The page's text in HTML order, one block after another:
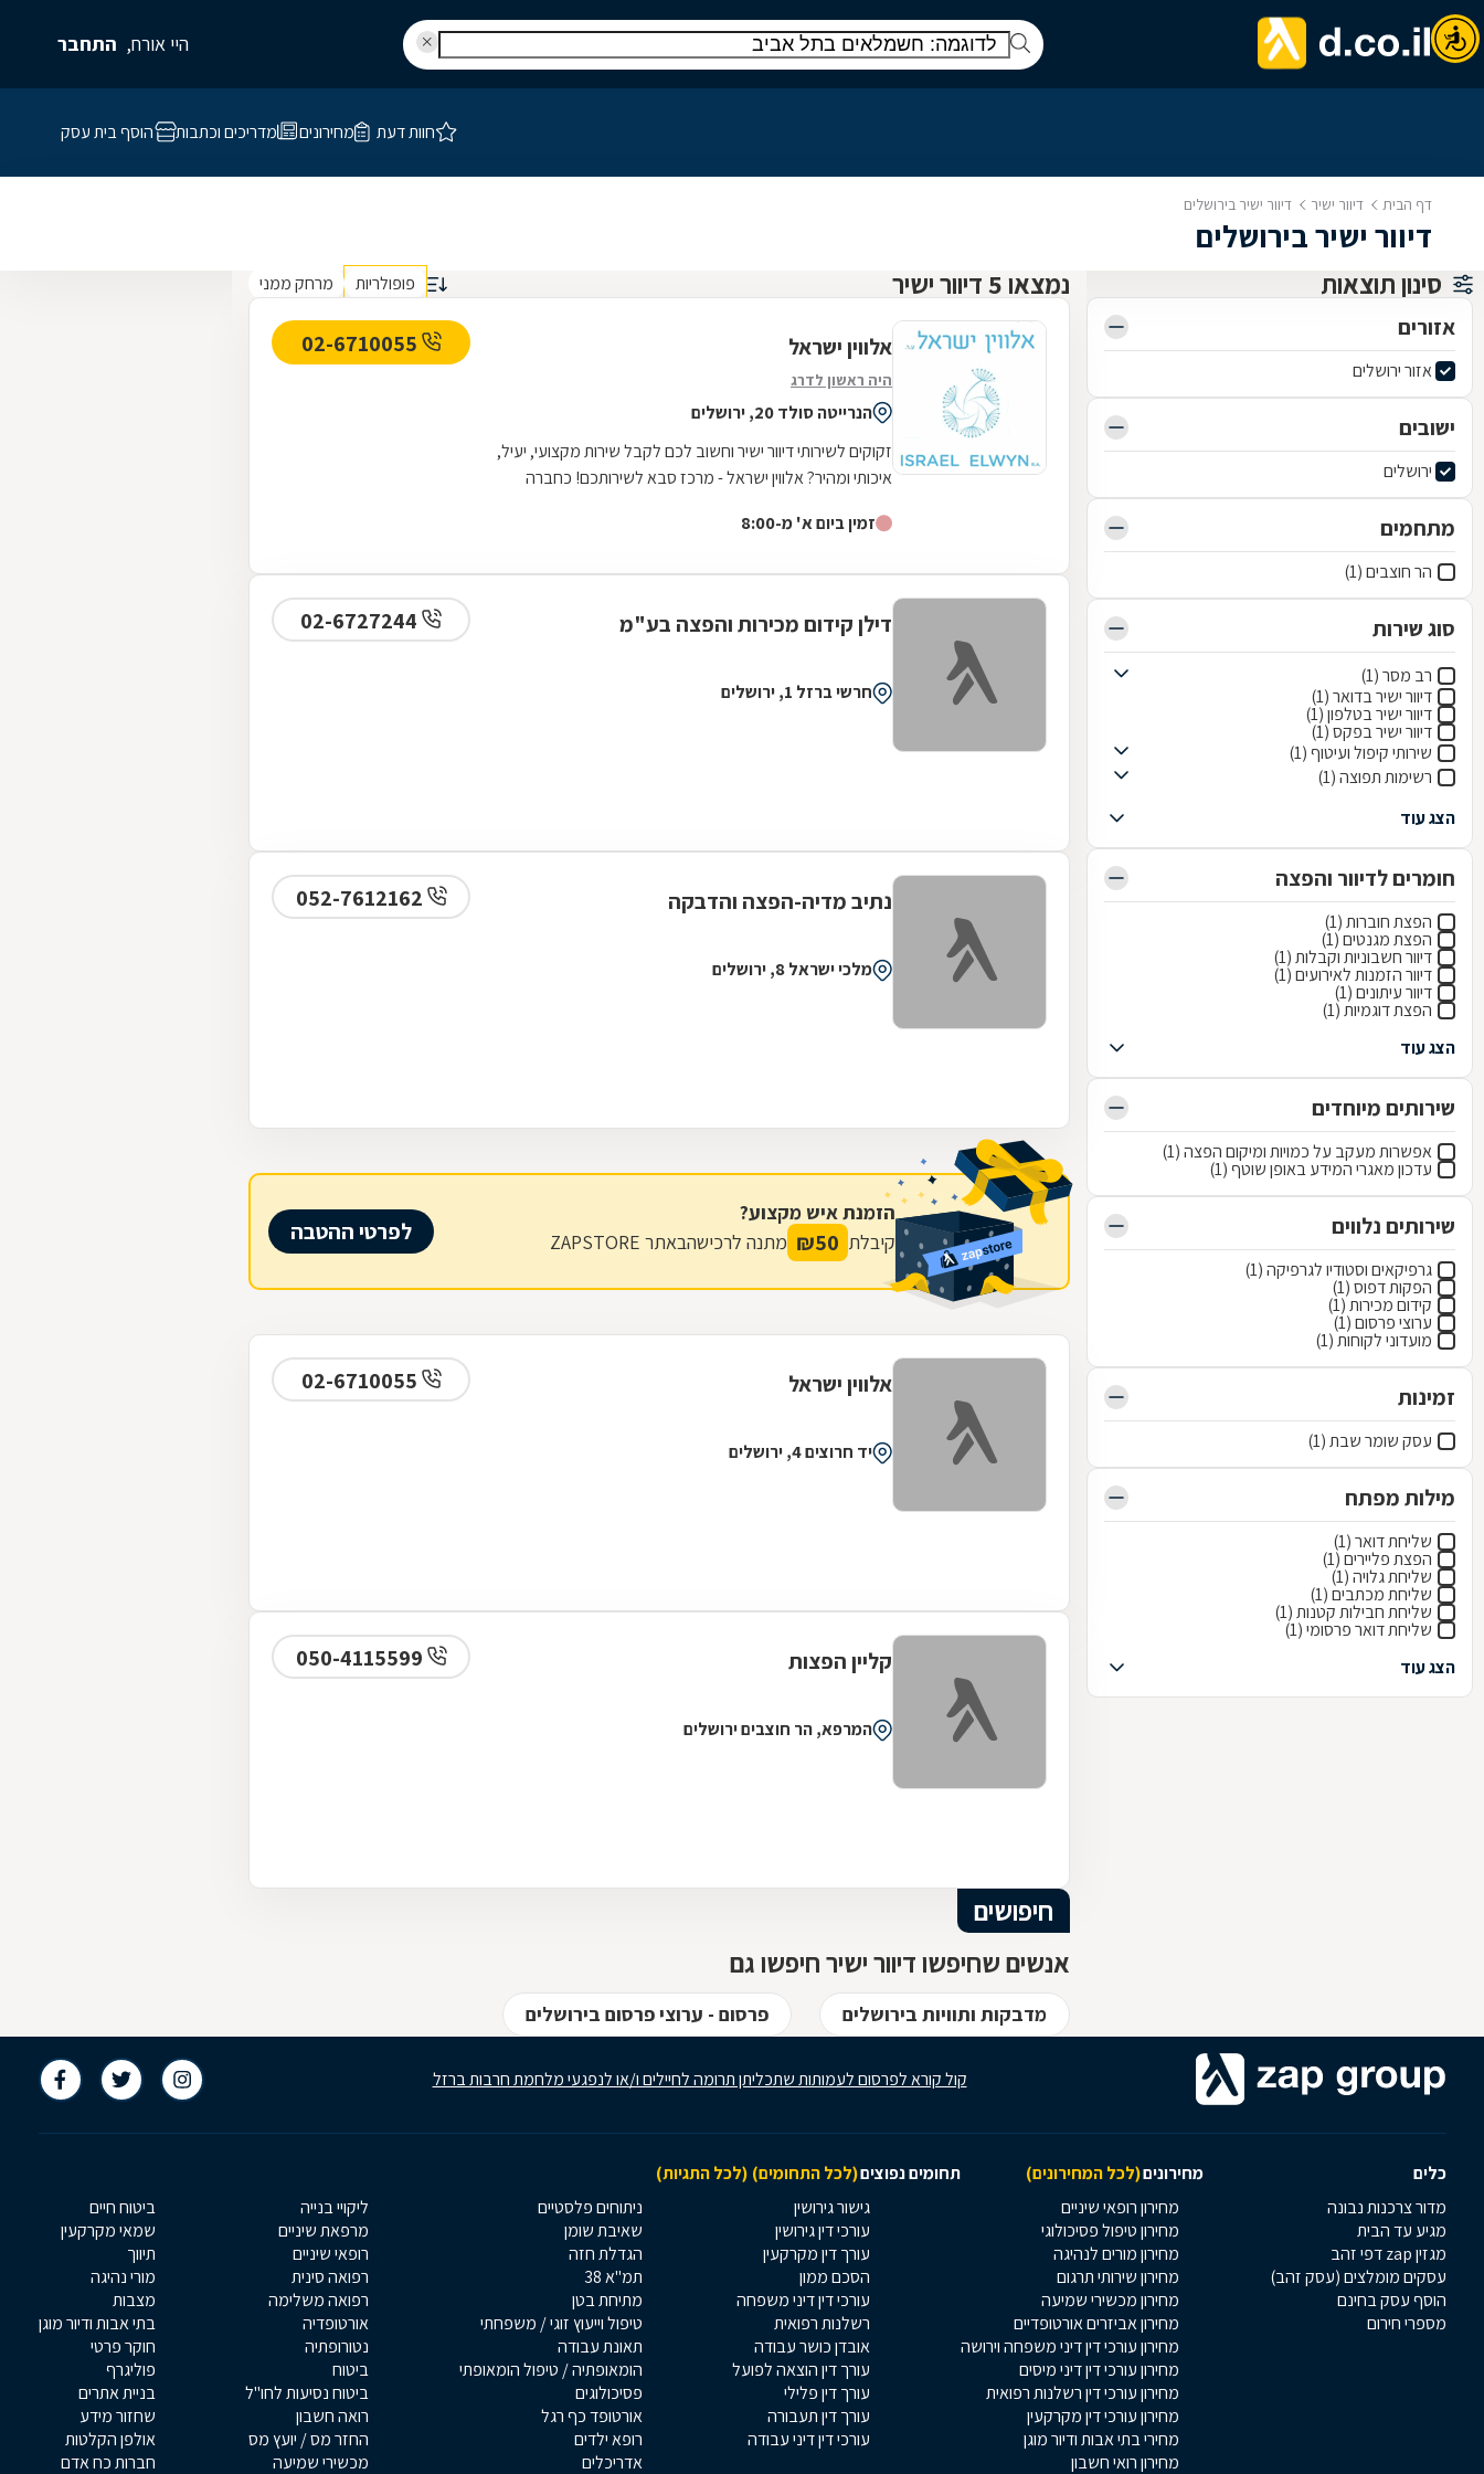
היי אורח, התחבר
חוות דעת מחירונים מדריכים וכתבות הוסף בית עסק
דף הבית דיוור ישיר דיוור ישיר בירושלים
דיוור ישיר בירושלים
סינון תוצאות
אזורים
אזור ירושלים
ישובים
ירושלים
מתחמים
הר חוצבים (1)
סוג שירות
רב מסר (1)
דיוור ישיר בדואר (1)
דיוור ישיר בטלפון (1)
דיוור ישיר בפקס (1)
שירותי קיפול ועיטוף (1)
רשימות תפוצה (1)
הצג עוד
חומרים לדיוור והפצה
הפצת חוברות (1)
הפצת מגנטים (1)
דיוור חשבוניות וקבלות (1)
דיוור הזמנות לאירועים (1)
דיוור עיתונים (1)
הפצת דוגמיות (1)
הצג עוד
שירותים מיוחדים
אפשרות מעקב על כמויות ומיקום הפצה (1)
עדכון מאגרי המידע באופן שוטף (1)
שירותים נלווים
גרפיקאים וסטודיו לגרפיקה (1)
הפקות דפוס (1)
קידום מכירות (1)
ערוצי פרסום (1)
מועדוני לקוחות (1)
זמינות
עסק שומר שבת (1)
מילות מפתח
שליחת דואר (1)
הפצת פליירים (1)
שליחת גלויה (1)
שליחת מכתבים (1)
שליחת חבילות קטנות (1)
שליחת דואר פרסומי (1)
הצג עוד
נמצאו 5 דיוור ישיר פופולריות מרחק ממני
אלווין ישראל
היה ראשון לדרג
הנרייטה סולד 20, ירושלים
זקוקים לשירותי דיוור ישיר וחשוב לכם לקבל שירות מקצועי, יעיל,
איכותי ומהיר? אלווין ישראל - מרכז סבא לשירותכם! כחברה
זמין ביום א' מ-8:00
דילן קידום מכירות והפצה בע"מ
חרשי ברזל 1, ירושלים
נתיב מדיה-הפצה והדבקה
מלכי ישראל 8, ירושלים
הזמנת איש מקצוע?
קיבלת 50
₪ מתנה לרכישהבאתר ZAPSTORE לפרטי ההטבה
אלווין ישראל
יד חרוצים 4, ירושלים
קליין הפצות
המרפא, הר חוצבים ירושלים
חיפושים
אנשים שחיפשו דיוור ישיר חיפשו גם
מדבקות ותוויות בירושלים פרסום - ערוצי פרסום בירושלים
קול קורא לפרסום לעמותות שתכליתן תרומה לחיילים ו/או לנפגעי מלחמת חרבות ברזל
כלים מחירונים(לכל המחירונים) תחומים נפוצים(לכל התחומים) (לכל התגיות)
מדור צרכנות נבונה
מגיע עד הבית
מגזין zap דפי זהב
עסקים מומלצים (עסק זהב)
הוסף עסק בחינם
מספרי חירום
מחירון רופאי שיניים
מחירון טיפול פסיכולוגי
מחירון מורים לנהיגה
מחירון שירותי תרגום
מחירון מכשירי שמיעה
מחירון אביזרים אורטופדיים
מחירון עורכי דין דיני משפחה וירושה
מחירון עורכי דין דיני מיסים
מחירון עורכי דין רשלנות רפואית
מחירון עורכי דין מקרקעין
מחירי בתי אבות ודיור מוגן
מחירון רואי חשבון
גישור גירושין
עורכי דין גירושין
עורך דין מקרקעין
הסכם ממון
עורכי דין דיני משפחה
רשלנות רפואית
אובדן כושר עבודה
עורך דין הוצאה לפועל
עורך דין פלילי
עורך דין תעבורה
עורכי דין דיני עבודה
ניתוחים פלסטיים
שאיבת שומן
הגדלת חזה
תמ"א 38
מתיחת בטן
טיפול וייעוץ זוגי / משפחתי
תאונת עבודה
הומאופתיה / טיפול הומאופתי
פסיכולוגים
אורטופד כף רגל
רופא ילדים
אדריכלים
ליקויי בנייה
מרפאת שיניים
רופאי שיניים
רפואה סינית
רפואה משלימה
אורטופדיה
נטורופתיה
ביטוח
ביטוח נסיעות לחו"ל
רואה חשבון
החזר מס / יועץ מס
מכשירי שמיעה
ביטוח חיים
שמאי מקרקעין
תיווך
מורי נהיגה
מצבות
בתי אבות ודיור מוגן
חוקר פרטי
פוליגרף
בניית אתרים
שחזור מידע
אולפן הקלטות
חברות כח אדם